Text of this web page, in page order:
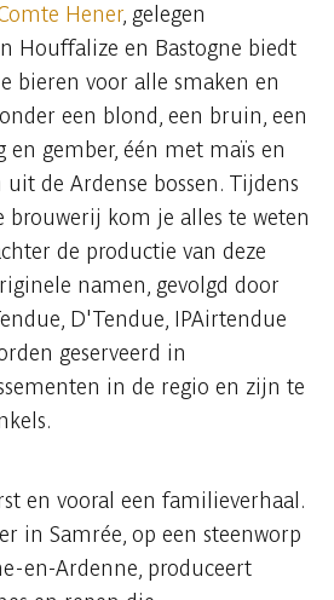
Hener, gelegen
Houffalize en Bastogne biedt
bieren voor alle smaken en
een blond, een bruin, een
en gember, één met maïs en
de Ardense bossen. Tijdens
brouwerij kom je alles te weten
de productie van deze
namen, gevolgd door
D'Tendue, IPAirtendue
geserveerd in
in de regio en zijn te
en vooral een familieverhaal.
in Samrée, op een steenworp
en-Ardenne, produceert